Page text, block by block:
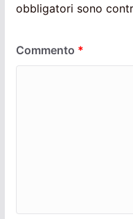
obbligatori sono
Commento *